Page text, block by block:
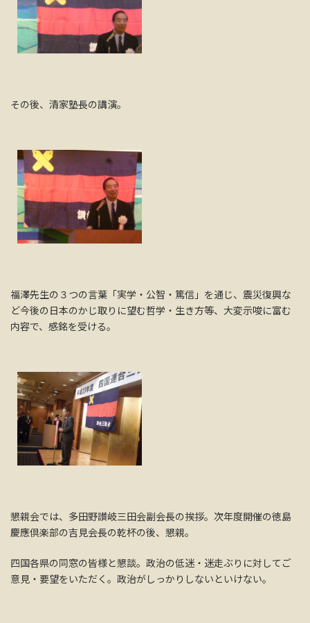
その後、清家塾長の講演。
福澤先生の３つの言葉「実学・公智・篤信」を通じ、震災復興な
ど今後の日本のかじ取りに望む哲学・生き方等、大変示唆に富む
内容で、感銘を受ける。
懇親会では、多田野讃岐三田会副会長の挨拶。次年度開催の徳島
慶應倶楽部の吉見会長の乾杯の後、懇親。
四国各県の同窓の皆様と懇談。政治の低迷・迷走ぶりに対してご
意見・要望をいただく。政治がしっかりしないといけない。